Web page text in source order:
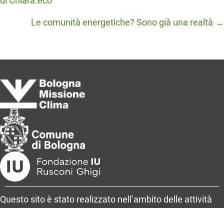
navigation
Le comunità energetiche? Sono già una realtà →
Questo sito è stato realizzato nell’ambito delle attività